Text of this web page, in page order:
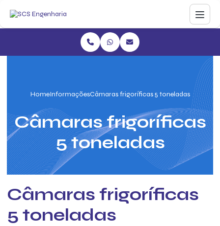
HomeInformaçõesCâmaras frigoríficas 5 toneladas
Câmaras frigoríficas
5 toneladas
Câmaras frigoríficas
5 toneladas